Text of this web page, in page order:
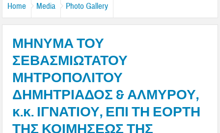
Home Media Photo Gallery
ΜΗΝΥΜΑ ΤΟΥ
ΣΕΒΑΣΜΙΩΤΑΤΟΥ
ΜΗΤΡΟΠΟΛΙΤΟΥ
ΔΗΜΗΤΡΙΑΔΟΣ & ΑΛΜΥΡΟΥ,
κ.κ. ΙΓΝΑΤΙΟΥ, ΕΠΙ ΤΗ ΕΟΡΤΗ
ΤΗΣ ΚΟΙΜΗΣΕΩΣ ΤΗΣ